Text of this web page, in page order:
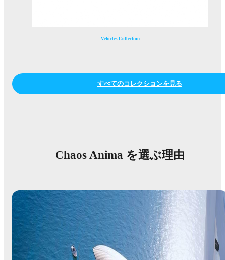
Vehicles Collection
すべてのコレクションを見る
Chaos Anima を選ぶ理由